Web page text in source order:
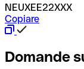
NEUXEE22XXX
Copiare
Domande